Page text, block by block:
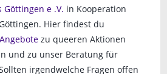
Göttingen e .V. in Kooperation
Hier findest du
Angebote zu queeren Aktionen
und zu unser Beratung für
irgendwelche Fragen offen